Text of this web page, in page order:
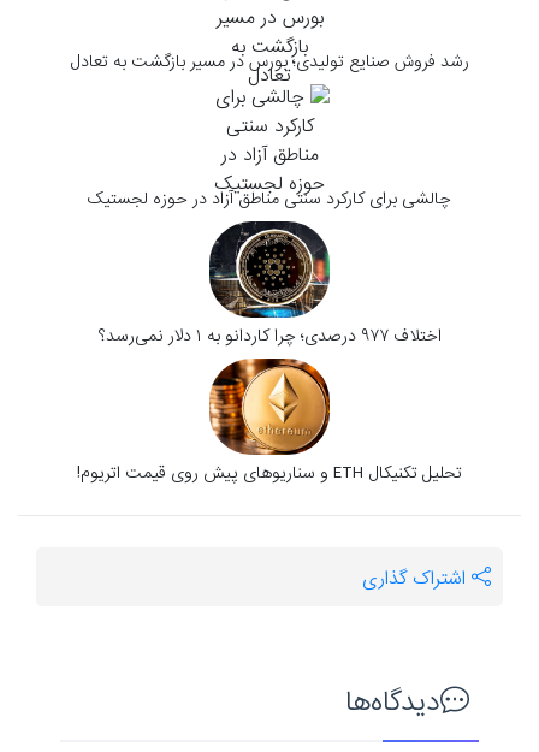
رشد فروش صنایع تولیدی؛ بورس در مسیر بازگشت به تعادل
چالشی برای کارکرد سنتی مناطق آزاد در حوزه لجستیک
اختلاف ۹۷۷ درصدی؛ چرا کاردانو به ۱ دلار نمی‌رسد؟
تحلیل تکنیکال ETH و سناریوهای پیش‌ روی قیمت اتریوم!
اشتراک گذاری
دیدگاه‌ها